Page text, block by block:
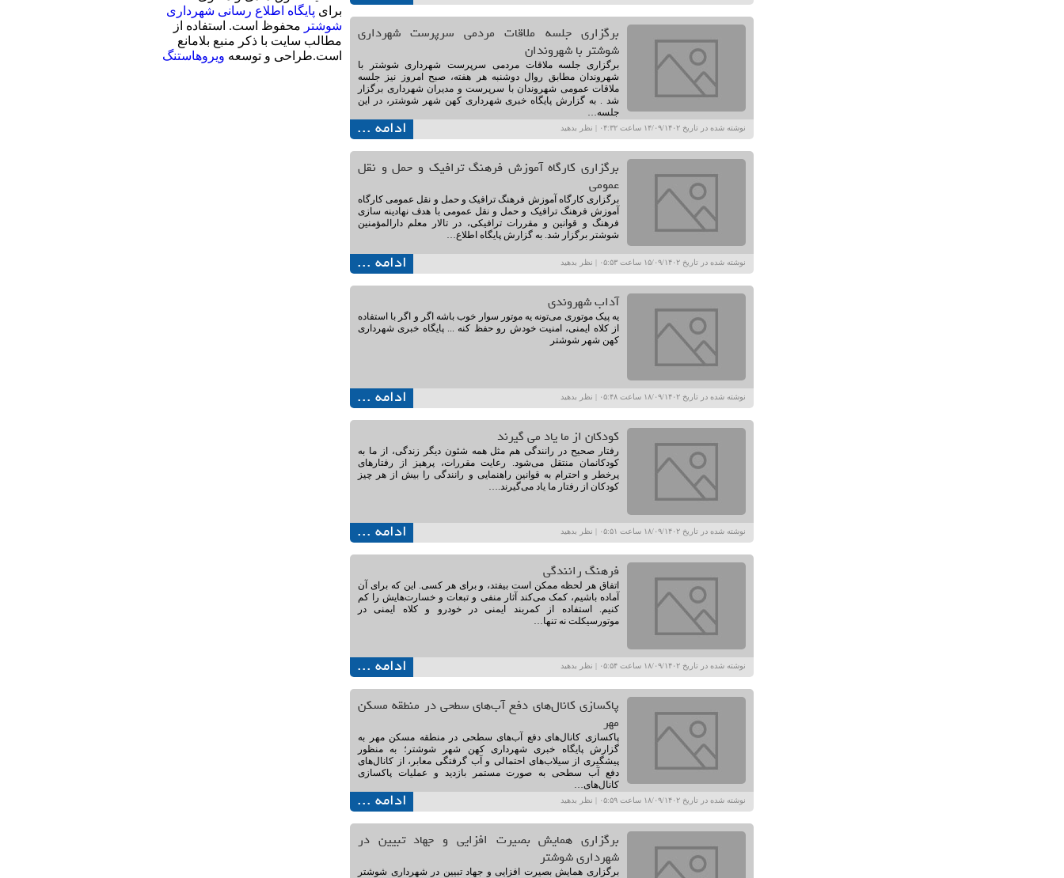
برگزاری همایش بصیرت افزایی و جهاد تبیین در
شهرداری شوشتر
برگزاری همایش بصیرت افزایی و جهاد تبیین در شهرداری شوشتر
پاکسازی کانال‌های دفع آب‌های سطحی در منطقه مسکن
مهر
پاکسازی کانال‌های دفع آب‌های سطحی در منطقه مسکن مهر به
گزارش پایگاه خبری شهرداری کهن شهر شوشتر؛ به منظور
پیشگیری از سیلاب‌های احتمالی و آب گرفتگی معابر، از کانال‌های
دفع آب سطحی به صورت مستمر بازدید و عملیات پاکسازی
کانال‌های…
نوشته شده در تاریخ ۱۸/۰۹/۱۴۰۲ ساعت ۰۵:۵۹ | نظر بدهید ادامه ...
فرهنگ رانندگی
اتفاق هر لحظه ممکن است بیفتد، و برای هر کسی. این که برای آن
آماده باشیم، کمک می‌کند آثار منفی و تبعات و خسارت‌هایش را کم
کنیم. استفاده از کمربند ایمنی در خودرو و کلاه ایمنی در
موتورسیکلت نه تنها…
نوشته شده در تاریخ ۱۸/۰۹/۱۴۰۲ ساعت ۰۵:۵۴ | نظر بدهید ادامه ...
کودکان از ما یاد می گیرند
رفتار صحیح در رانندگی هم‌ مثل همه شئون دیگر زندگی، از ما به
کودکانمان منتقل می‌شود. رعایت مقررات، پرهیز از رفتارهای
پرخطر و احترام به قوانین راهنمایی و رانندگی را بیش از هر چیز
کودکان از رفتار ما یاد می‌گیرند.…
نوشته شده در تاریخ ۱۸/۰۹/۱۴۰۲ ساعت ۰۵:۵۱ | نظر بدهید ادامه ...
آداب شهروندی
یه پیک موتوری می‌تونه یه موتور سوار خوب باشه اگر و اگر با استفاده
از کلاه ایمنی، امنیت خودش رو حفظ کنه ... پایگاه خبری شهرداری
کهن شهر شوشتر
نوشته شده در تاریخ ۱۸/۰۹/۱۴۰۲ ساعت ۰۵:۴۸ | نظر بدهید ادامه ...
برگزاری کارگاه آموزش فرهنگ ترافیک و حمل و نقل
عمومی
برگزاری کارگاه آموزش فرهنگ ترافیک و حمل و نقل عمومی کارگاه
آموزش فرهنگ ترافیک و حمل و نقل عمومی با هدف نهادینه سازی
فرهنگ و قوانین و مقررات ترافیکی، در تالار معلم دارالمؤمنین
شوشتر برگزار شد. به گزارش پایگاه اطلاع…
نوشته شده در تاریخ ۱۵/۰۹/۱۴۰۲ ساعت ۰۵:۵۳ | نظر بدهید ادامه ...
برگزاری جلسه ملاقات مردمی سرپرست شهرداری
شوشتر با شهروندان
برگزاری جلسه ملاقات مردمی سرپرست شهرداری شوشتر با
شهروندان مطابق روال دوشنبه هر هفته، صبح امروز نیز جلسه
ملاقات عمومی شهروندان با سرپرست و مدیران شهرداری برگزار
شد . به گزارش پایگاه خبری شهرداری کهن شهر شوشتر، در این
جلسه…
نوشته شده در تاریخ ۱۴/۰۹/۱۴۰۲ ساعت ۰۴:۳۲ | نظر بدهید ادامه ...
برای پایگاه اطلاع رسانی شهرداری
شوشتر محفوظ است. استفاده از
مطالب سایت با ذکر منبع بلامانع
است.طراحی و توسعه ویروهاستنگ